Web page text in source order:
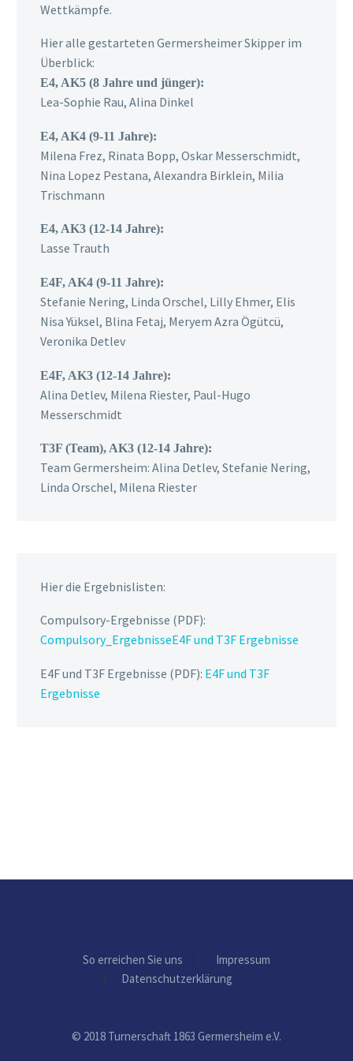
Wettkämpfe.
Hier alle gestarteten Germersheimer Skipper im
Überblick:
E4, AK5 (8 Jahre und jünger):
Lea-Sophie Rau, Alina Dinkel
E4, AK4 (9-11 Jahre):
Milena Frez, Rinata Bopp, Oskar Messerschmidt,
Nina Lopez Pestana, Alexandra Birklein, Milia
Trischmann
E4, AK3 (12-14 Jahre):
Lasse Trauth
E4F, AK4 (9-11 Jahre):
Stefanie Nering, Linda Orschel, Lilly Ehmer, Elis
Nisa Yüksel, Blina Fetaj, Meryem Azra Ögütcü,
Veronika Detlev
E4F, AK3 (12-14 Jahre):
Alina Detlev, Milena Riester, Paul-Hugo
Messerschmidt
T3F (Team), AK3 (12-14 Jahre):
Team Germersheim: Alina Detlev, Stefanie Nering,
Linda Orschel, Milena Riester
Hier die Ergebnislisten:
Compulsory-Ergebnisse (PDF):
Compulsory_ErgebnisseE4F und T3F Ergebnisse
E4F und T3F Ergebnisse (PDF): E4F und T3F
Ergebnisse
So erreichen Sie uns
Impressum
Datenschutzerklärung
© 2018 Turnerschaft 1863 Germersheim e.V.